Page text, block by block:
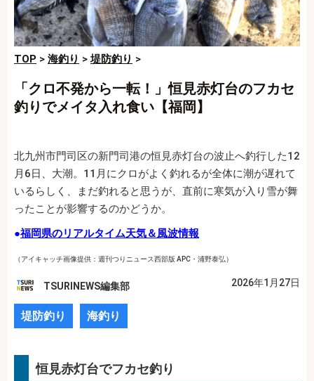
TOP > 海釣り >堤防釣り >
「クロ不発から一転！」恒見赤灯台のフカセ
釣りでメイタ入れ食い【福岡】
北九州市門司区の新門司港の恒見赤灯台の波止へ釣行した12
月6日、大潮。11月にクロがよく釣れるが全体に潮が遅れて
いるらしく、まだ釣れると思うが、直前に寒気が入り雪が舞
ったことが影響するのかどうか。
●福岡県のリアルタイム天気＆風波情報
（アイキャッチ画像提供：週刊つりニュース西部版 APC・浦野泰弘）
TSURINEWS編集部 2026年1月27日
堤防釣り 海釣り
恒見赤灯台でフカセ釣り